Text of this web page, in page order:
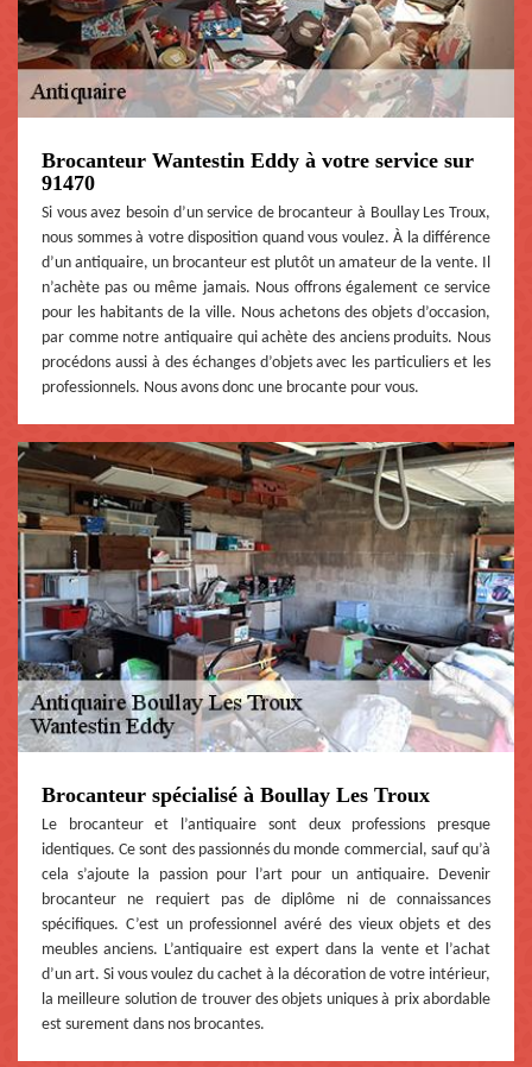
Brocanteur Wantestin Eddy à votre service sur
91470
Si vous avez besoin d’un service de brocanteur à Boullay Les Troux,
nous sommes à votre disposition quand vous voulez. À la différence
d’un antiquaire, un brocanteur est plutôt un amateur de la vente. Il
n’achète pas ou même jamais. Nous offrons également ce service
pour les habitants de la ville. Nous achetons des objets d’occasion,
par comme notre antiquaire qui achète des anciens produits. Nous
procédons aussi à des échanges d’objets avec les particuliers et les
professionnels. Nous avons donc une brocante pour vous.
Brocanteur spécialisé à Boullay Les Troux
Le brocanteur et l’antiquaire sont deux professions presque
identiques. Ce sont des passionnés du monde commercial, sauf qu’à
cela s’ajoute la passion pour l’art pour un antiquaire. Devenir
brocanteur ne requiert pas de diplôme ni de connaissances
spécifiques. C’est un professionnel avéré des vieux objets et des
meubles anciens. L’antiquaire est expert dans la vente et l’achat
d’un art. Si vous voulez du cachet à la décoration de votre intérieur,
la meilleure solution de trouver des objets uniques à prix abordable
est surement dans nos brocantes.